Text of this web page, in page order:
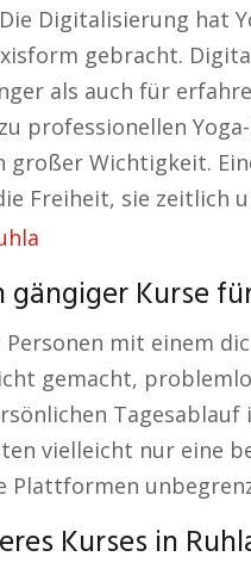
Digitalisierung hat
gebracht.
als auch für
professionellen
großer Wichtigkeit.
Freiheit, sie zeitlich
gängiger Kurse
Personen mit einem
gemacht,
vielleicht nur eine
Plattformen
Kurses in